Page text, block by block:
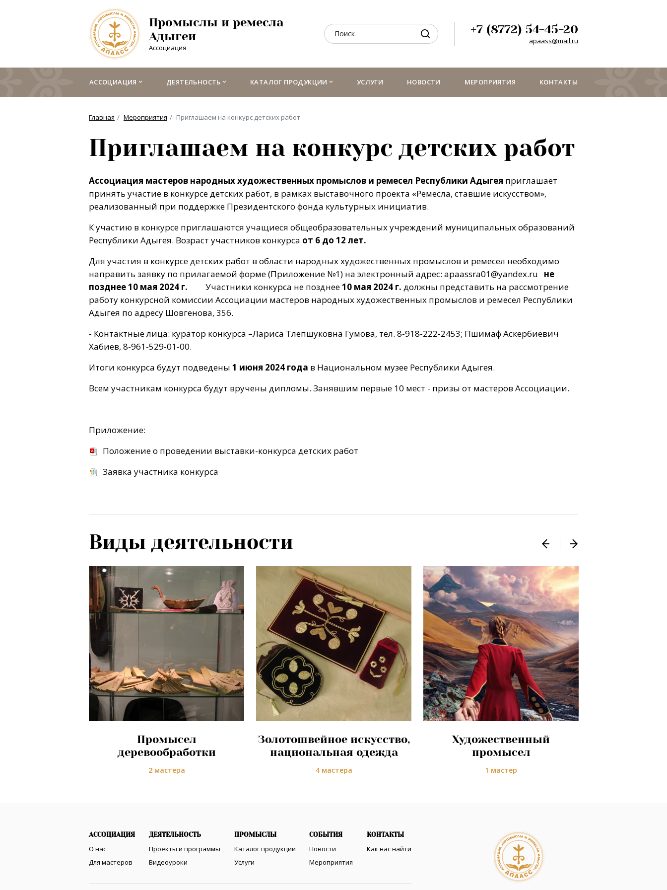
Промыслы и ремесла
Адыгеи
Ассоциация
+7 (8772) 54-45-20
apaass@mail.ru
АССОЦИАЦИЯ ДЕЯТЕЛЬНОСТЬ КАТАЛОГ ПРОДУКЦИИ УСЛУГИ НОВОСТИ МЕРОПРИЯТИЯ КОНТАКТЫ
Главная Мероприятия Приглашаем на конкурс детских работ
Приглашаем на конкурс детских работ
Ассоциация мастеров народных художественных промыслов и ремесел Республики Адыгея приглашает
принять участие в конкурсе детских работ, в рамках выставочного проекта «Ремесла, ставшие искусством»,
реализованный при поддержке Президентского фонда культурных инициатив.
К участию в конкурсе приглашаются учащиеся общеобразовательных учреждений муниципальных образований
Республики Адыгея. Возраст участников конкурса от 6 до 12 лет.
Для участия в конкурсе детских работ в области народных художественных промыслов и ремесел необходимо
направить заявку по прилагаемой форме (Приложение №1) на электронный адрес: apaassra01@yandex.ru
не
позднее 10 мая 2024 г. Участники конкурса не позднее10 мая 2024 г. должны представить на рассмотрение
работу конкурсной комиссии Ассоциации мастеров народных художественных промыслов и ремесел Республики
Адыгея по адресу Шовгенова, 356.
- Контактные лица: куратор конкурса –Лариса Тлепшуковна Гумова, тел. 8-918-222-2453; Пшимаф Аскербиевич
Хабиев, 8-961-529-01-00.
Итоги конкурса будут подведены 1 июня 2024 года в Национальном музее Республики Адыгея.
Всем участникам конкурса будут вручены дипломы. Занявшим первые 10 мест - призы от мастеров Ассоциации.
Приложение:
Положение о проведении выставки-конкурса детских работ
Заявка участника конкурса
Виды деятельности
Промысел
деревообработки
2 мастера
Золотошвейное искусство,
национальная одежда
4 мастера
Художественный
промысел
1 мастер
АССОЦИАЦИЯ
О нас
Для мастеров
ДЕЯТЕЛЬНОСТЬ
Проекты и программы
Видеоуроки
ПРОМЫСЛЫ
Каталог продукции
Услуги
СОБЫТИЯ
Новости
Мероприятия
КОНТАКТЫ
Как нас найти